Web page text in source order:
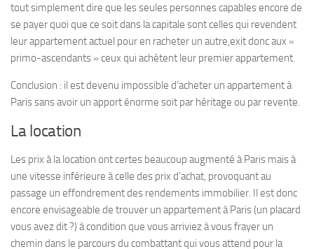
tout simplement dire que les seules personnes capables encore de
se payer quoi que ce soit dans la capitale sont celles qui revendent
leur appartement actuel pour en racheter un autre,exit donc aux «
primo-ascendants » ceux qui achètent leur premier appartement.
Conclusion : il est devenu impossible d’acheter un appartement à
Paris sans avoir un apport énorme soit par héritage ou par revente.
La location
Les prix à la location ont certes beaucoup augmenté à Paris mais à
une vitesse inférieure à celle des prix d’achat, provoquant au
passage un effondrement des rendements immobilier. Il est donc
encore envisageable de trouver un appartement à Paris (un placard
vous avez dit ?) à condition que vous arriviez à vous frayer un
chemin dans le parcours du combattant qui vous attend pour la